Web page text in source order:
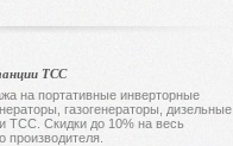
ТСС
на портативные инверторные
газогенераторы, дизельные
ТСС. Скидки до 10% на весь
производителя.